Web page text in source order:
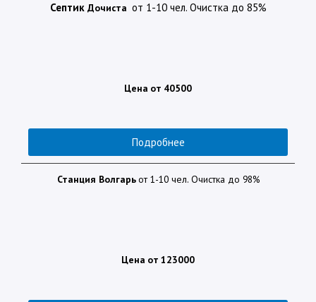
Септик Дочиста от 1-10 чел. Очистка до 85%
Цена от 40500
Подробнее
Станция Волгарьот 1-10 чел. Очистка до 98%
Цена от 123000